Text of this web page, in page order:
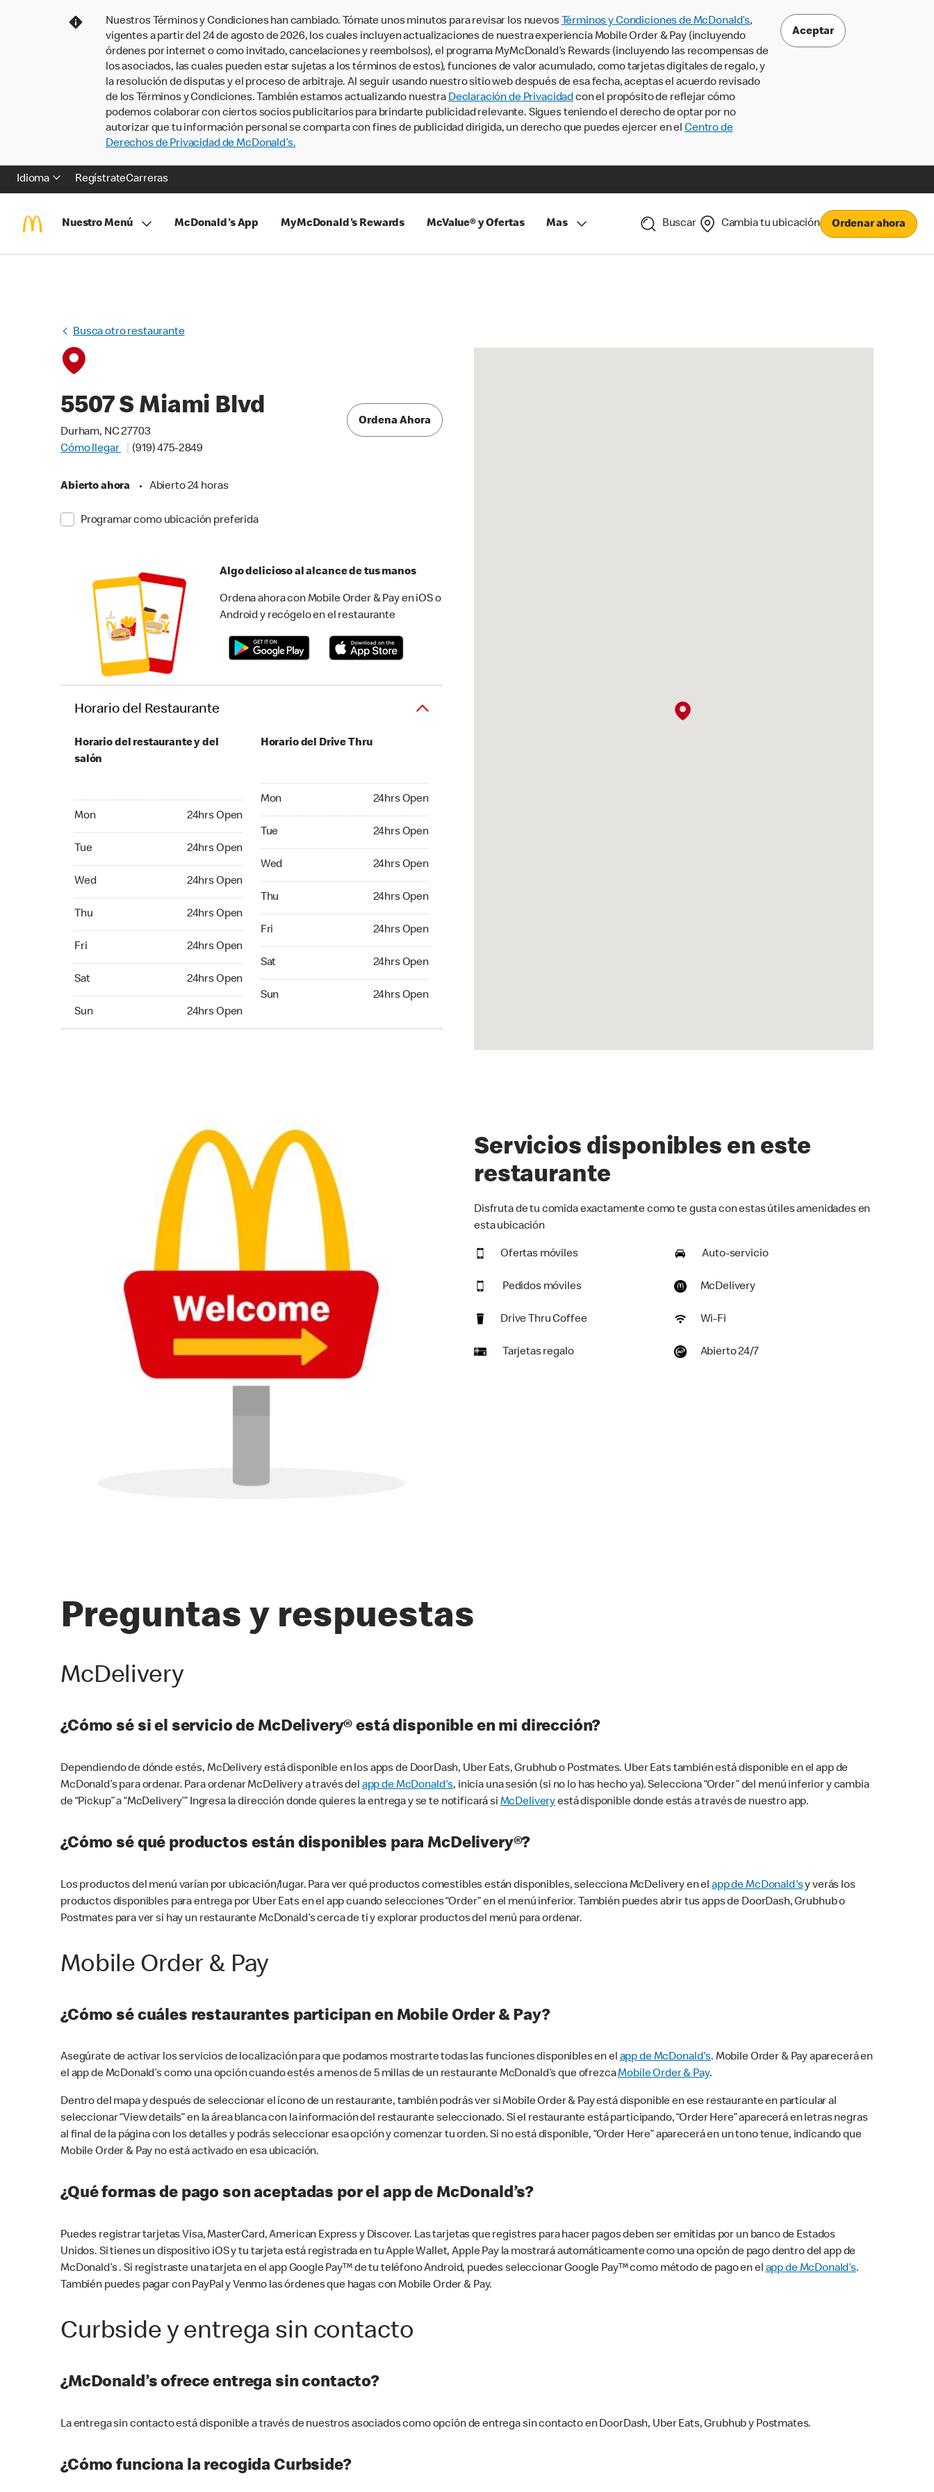
Nuestros Términos y Condiciones han cambiado. Tómate unos minutos para revisar los nuevos Términos y Condiciones de McDonald’s,
vigentes a partir del 24 de agosto de 2026, los cuales incluyen actualizaciones de nuestra experiencia Mobile Order & Pay (incluyendo
órdenes por internet o como invitado, cancelaciones y reembolsos), el programa MyMcDonald’s Rewards (incluyendo las recompensas de
los asociados, las cuales pueden estar sujetas a los términos de estos), funciones de valor acumulado, como tarjetas digitales de regalo, y
la resolución de disputas y el proceso de arbitraje. Al seguir usando nuestro sitio web después de esa fecha, aceptas el acuerdo revisado
de los Términos y Condiciones. También estamos actualizando nuestra Declaración de Privacidadcon el propósito de reflejar cómo
podemos colaborar con ciertos socios publicitarios para brindarte publicidad relevante. Sigues teniendo el derecho de optar por no
autorizar que tu información personal se comparta con fines de publicidad dirigida, un derecho que puedes ejercer en el Centro de
Derechos de Privacidad de McDonald’s.
Aceptar
Idioma RegístrateCarreras
Nuestro Menú McDonald's App MyMcDonald's Rewards McValue® y Ofertas Mas Buscar Cambia tu ubicación Ordenar ahora
Busca otro restaurante
5507 S Miami Blvd
Durham, NC 27703
Cómo llegar
(919) 475-2849
Abierto ahora • Abierto 24 horas
Programar como ubicación preferida
Ordena Ahora
Algo delicioso al alcance de tus manos
Ordena ahora con Mobile Order & Pay en iOS o
Android y recógelo en el restaurante
Horario del Restaurante
Horario del restaurante y del
salón
Mon 24hrs Open
Tue 24hrs Open
Wed 24hrs Open
Thu 24hrs Open
Fri 24hrs Open
Sat 24hrs Open
Sun 24hrs Open
Horario del Drive Thru
Mon 24hrs Open
Tue 24hrs Open
Wed 24hrs Open
Thu 24hrs Open
Fri 24hrs Open
Sat 24hrs Open
Sun 24hrs Open
Servicios disponibles en este
restaurante
Disfruta de tu comida exactamente como te gusta con estas útiles amenidades en
esta ubicación
Ofertas móviles Auto-servicio
Pedidos móviles McDelivery
Drive Thru Coffee Wi-Fi
Tarjetas regalo Abierto 24/7
Preguntas y respuestas
McDelivery
¿Cómo sé si el servicio de McDelivery® está disponible en mi dirección?
Dependiendo de dónde estés, McDelivery está disponible en los apps de DoorDash, Uber Eats, Grubhub o Postmates. Uber Eats también está disponible en el app de
McDonald’s para ordenar. Para ordenar McDelivery a través del app de McDonald's, inicia una sesión (si no lo has hecho ya). Selecciona “Order” del menú inferior y cambia
de “Pickup” a “McDelivery’” Ingresa la dirección donde quieres la entrega y se te notificará si McDeliveryestá disponible donde estás a través de nuestro app.
¿Cómo sé qué productos están disponibles para McDelivery®?
Los productos del menú varían por ubicación/lugar. Para ver qué productos comestibles están disponibles, selecciona McDelivery en elapp de McDonald'sy verás los
productos disponibles para entrega por Uber Eats en el app cuando selecciones “Order” en el menú inferior. También puedes abrir tus apps de DoorDash, Grubhub o
Postmates para ver si hay un restaurante McDonald’s cerca de ti y explorar productos del menú para ordenar.
Mobile Order & Pay
¿Cómo sé cuáles restaurantes participan en Mobile Order & Pay?
Asegúrate de activar los servicios de localización para que podamos mostrarte todas las funciones disponibles en elapp de McDonald's. Mobile Order & Pay aparecerá en
el app de McDonald’s como una opción cuando estés a menos de 5 millas de un restaurante McDonald’s que ofrezcaMobile Order & Pay.
Dentro del mapa y después de seleccionar el ícono de un restaurante, también podrás ver si Mobile Order & Pay está disponible en ese restaurante en particular al
seleccionar “View details” en la área blanca con la información del restaurante seleccionado. Si el restaurante está participando, “Order Here” aparecerá en letras negras
al final de la página con los detalles y podrás seleccionar esa opción y comenzar tu orden. Si no está disponible, “Order Here” aparecerá en un tono tenue, indicando que
Mobile Order & Pay no está activado en esa ubicación.
¿Qué formas de pago son aceptadas por el app de McDonald’s?
Puedes registrar tarjetas Visa, MasterCard, American Express y Discover. Las tarjetas que registres para hacer pagos deben ser emitidas por un banco de Estados
Unidos. Si tienes un dispositivo iOS y tu tarjeta está registrada en tu Apple Wallet, Apple Pay la mostrará automáticamente como una opción de pago dentro del app de
McDonald’s . Si registraste una tarjeta en el app Google Pay™ de tu teléfono Android, puedes seleccionar Google Pay™ como método de pago en elapp de McDonald’s.
También puedes pagar con PayPal y Venmo las órdenes que hagas con Mobile Order & Pay.
Curbside y entrega sin contacto
¿McDonald’s ofrece entrega sin contacto?
La entrega sin contacto está disponible a través de nuestros asociados como opción de entrega sin contacto en DoorDash, Uber Eats, Grubhub y Postmates.
¿Cómo funciona la recogida Curbside?